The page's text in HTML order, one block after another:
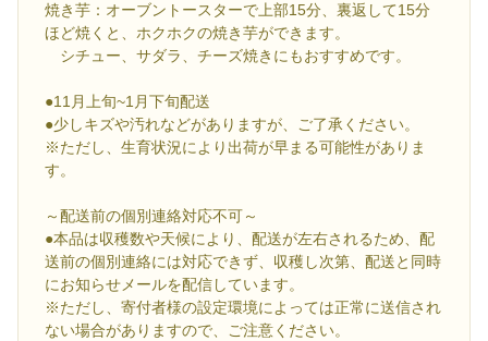
焼き芋：オーブントースターで上部15分、裏返して15分
ほど焼くと、ホクホクの焼き芋ができます。
シチュー、サダラ、チーズ焼きにもおすすめです。
●11月上旬~1月下旬配送
●少しキズや汚れなどがありますが、ご了承ください。
※ただし、生育状況により出荷が早まる可能性がありま
す。
～配送前の個別連絡対応不可～
●本品は収穫数や天候により、配送が左右されるため、配
送前の個別連絡には対応できず、収穫し次第、配送と同時
にお知らせメールを配信しています。
※ただし、寄付者様の設定環境によっては正常に送信され
ない場合がありますので、ご注意ください。